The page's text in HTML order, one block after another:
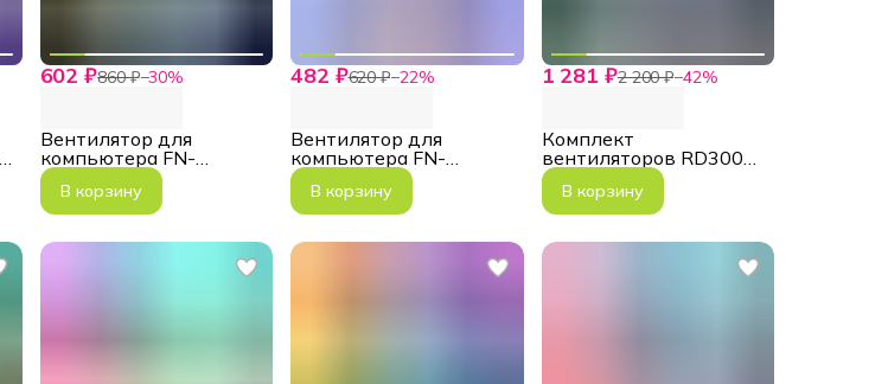
602 ₽860 ₽−30%
Вентилятор для
компьютера FN-
12ARGB-L, ARGB,
3pin+4pin
В корзину
482 ₽620 ₽−22%
Вентилятор для
компьютера FN-
12Rainbow-C2
В корзину
1 281 ₽2 200 ₽−42%
Комплект
вентиляторов RD300
White 3*120мм ARGB
Infinity
В корзину